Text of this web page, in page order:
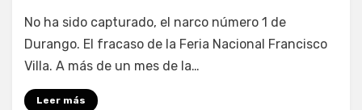
por Fernando Miranda Servín
No ha sido capturado, el narco número 1 de
Durango. El fracaso de la Feria Nacional Francisco
Villa. A más de un mes de la…
Leer más